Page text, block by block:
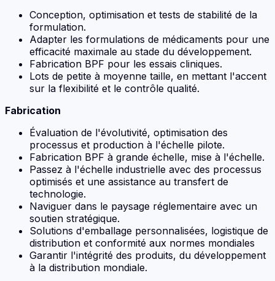
Conception, optimisation et tests de stabilité de la
formulation.
Adapter les formulations de médicaments pour une
efficacité maximale au stade du développement.
Fabrication BPF pour les essais cliniques.
Lots de petite à moyenne taille, en mettant l'accent
sur la flexibilité et le contrôle qualité.
Fabrication
Évaluation de l'évolutivité, optimisation des
processus et production à l'échelle pilote.
Fabrication BPF à grande échelle, mise à l'échelle.
Passez à l'échelle industrielle avec des processus
optimisés et une assistance au transfert de
technologie.
Naviguer dans le paysage réglementaire avec un
soutien stratégique.
Solutions d'emballage personnalisées, logistique de
distribution et conformité aux normes mondiales
Garantir l'intégrité des produits, du développement
à la distribution mondiale.